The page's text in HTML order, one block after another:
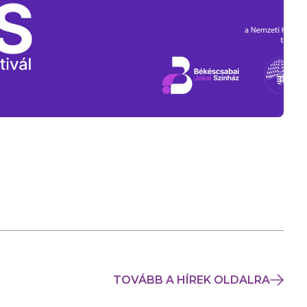
TOVÁBB A HÍREK OLDALRA